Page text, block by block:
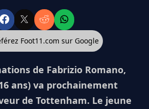
Foot11.com sur Google
de Fabrizio Romano,
ans) va prochainement
de Tottenham. Le jeune